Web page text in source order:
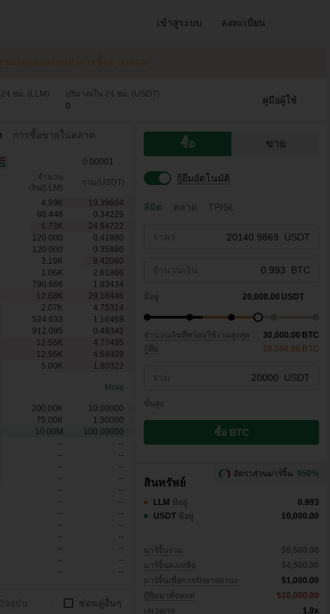
เข้าสู่ระบบ ลงทะเบียน
องคุณเองก่อนทําการซื้อขายเสมอ
ชม. (LLM)
ปริมาณใน 24 ชม. (USDT)
0
คู่มือผู้ใช้
การซื้อขายในตลาด
0.00001
จำนวน
เงิน(LLM)
รวม(USDT)
4.99 K
19.39664
88.448
0.34229
6.73 K
24.84722
120.000
0.41880
120.000
0.35880
3.19 K
9.42080
1.06 K
2.61866
790.666
1.83434
12.68 K
29.18446
2.07 K
4.75314
524.633
1.16468
912.095
0.48341
12.56 K
4.77495
12.56 K
4.64929
5.00 K 1.80322
More
200.00 K
10.00000
75.00 K
1.50000
10.00 M
100.00000
--
--
--
--
--
--
--
--
--
--
--
--
--
--
--
--
--
--
--
--
--
--
-- --
จจุบัน ซ่อนคู่อื่นๆ
ซื้อ ขาย
กู้ยืมอัตโนมัติ
ลิมิต ตลาด TP/SL
ราคา USDT
จำนวนเงิน BTC
มีอยู่ 20,000.00 USDT
จำนวนเงินที่พร้อมใช้งานสูงสุด 30,000.00 BTC
กู้ยืม
10,000.00 BTC
รวม USDT
ขั้นสูง
ซื้อ BTC
สินทรัพย์
LLM มีอยู่
0.993
USDT มีอยู่ 10,000.00
มาร์จิ้นรวม
$9,500.00
มาร์จิ้นคงเหลือ
$4,500.00
มาร์จิ้นเพื่อการรักษาสถานะ
$1,000.00
กู้ยืมมาทั้งหมด
$10,000.00
เลเวอเรจ
1.9x
อัตราส่วนมาร์จิ้น: 950%